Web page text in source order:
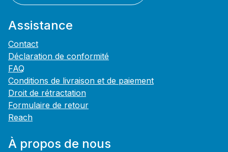
Assistance
Contact
Déclaration de conformité
FAQ
Conditions de livraison et de paiement
Droit de rétractation
Formulaire de retour
Reach
À propos de nous